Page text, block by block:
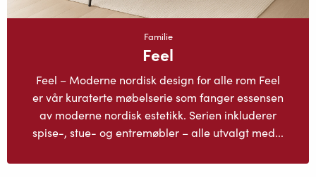
Familie
Feel
Feel – Moderne nordisk design for alle rom Feel
er vår kuraterte møbelserie som fanger essensen
av moderne nordisk estetikk. Serien inkluderer
spise-, stue- og entremøbler – alle utvalgt med...